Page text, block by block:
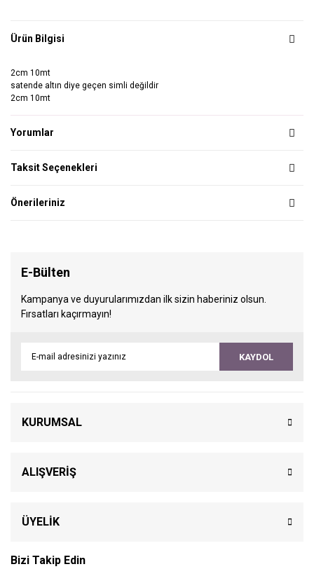
Ürün Bilgisi
2cm 10mt
satende altın diye geçen simli değildir
2cm 10mt
Yorumlar
Taksit Seçenekleri
Önerileriniz
E-Bülten
Kampanya ve duyurularımızdan ilk sizin haberiniz olsun.
Fırsatları kaçırmayın!
KAYDOL
KURUMSAL
ALIŞVERİŞ
ÜYELİK
Bizi Takip Edin